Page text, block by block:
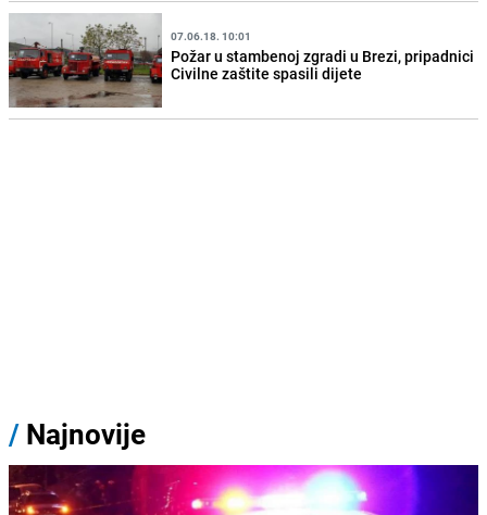
07.06.18. 10:01
Požar u stambenoj zgradi u Brezi, pripadnici
Civilne zaštite spasili dijete
/ Najnovije